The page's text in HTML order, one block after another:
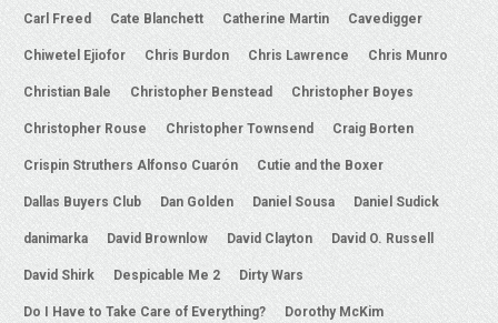
Carl Freed Cate Blanchett Catherine Martin Cavedigger
Chiwetel Ejiofor Chris Burdon Chris Lawrence Chris Munro
Christian Bale Christopher Benstead Christopher Boyes
Christopher Rouse Christopher Townsend Craig Borten
Crispin Struthers Alfonso Cuarón Cutie and the Boxer
Dallas Buyers Club Dan Golden Daniel Sousa Daniel Sudick
danimarka David Brownlow David Clayton David O. Russell
David Shirk Despicable Me 2 Dirty Wars
Do I Have to Take Care of Everything? Dorothy McKim